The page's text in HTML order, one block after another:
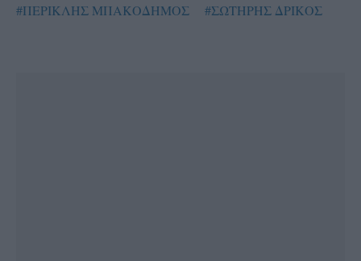
#ΠΕΡΙΚΛΗΣ ΜΠΑΚΟΔΗΜΟΣ
#ΣΩΤΗΡΗΣ ΔΡΙΚΟΣ